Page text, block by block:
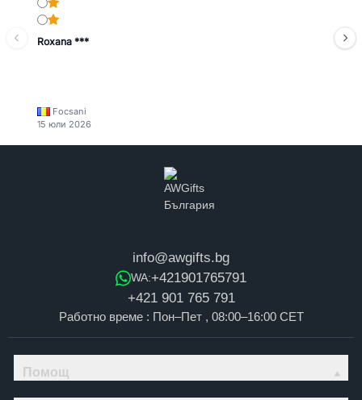
Roxana ***
Focsani
15 юли 2026
info@awgifts.bg
WA:+421901765791
+421 901 765 791
Работно време : Пон–Пет , 08:00–16:00 CET
Помощ